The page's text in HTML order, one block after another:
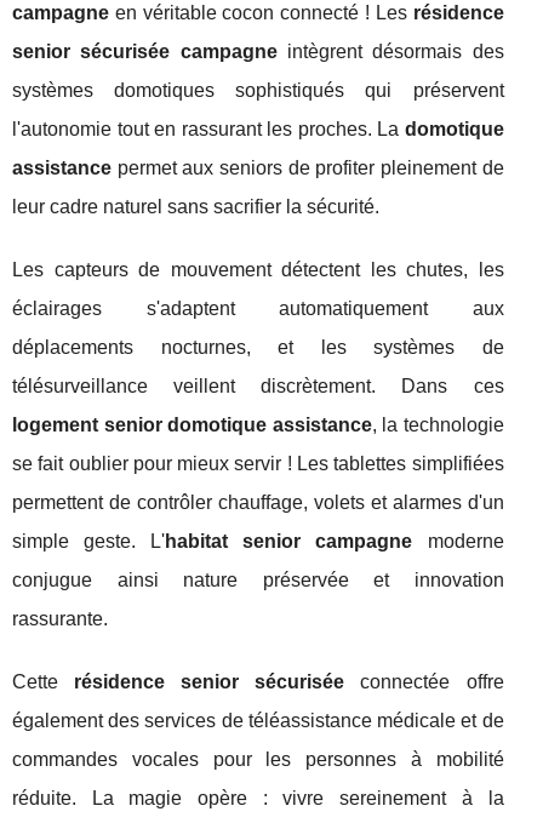
campagne en véritable cocon connecté ! Les résidence
senior sécurisée campagneintègrent désormais des
systèmes domotiques sophistiqués qui préservent
l'autonomie tout en rassurant les proches. La domotique
assistance permet aux seniors de profiter pleinement de
leur cadre naturel sans sacrifier la sécurité.
Les capteurs de mouvement détectent les chutes, les
éclairages s'adaptent automatiquement aux
déplacements nocturnes, et les systèmes de
télésurveillance veillent discrètement. Dans ces
logement senior domotique assistance, la technologie
se fait oublier pour mieux servir ! Les tablettes simplifiées
permettent de contrôler chauffage, volets et alarmes d'un
simple geste. L'habitat senior campagne moderne
conjugue ainsi nature préservée et innovation
rassurante.
Cette résidence senior sécurisée connectée offre
également des services de téléassistance médicale et de
commandes vocales pour les personnes à mobilité
réduite. La magie opère : vivre sereinement à la